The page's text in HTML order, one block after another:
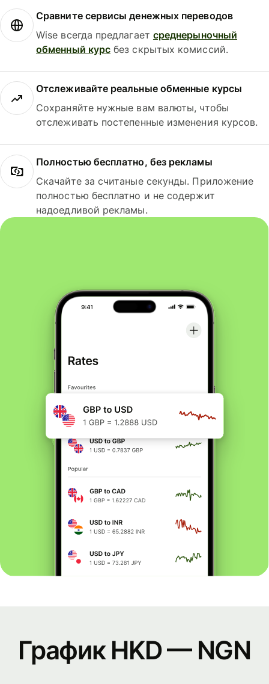
Сравните сервисы денежных переводов
Wise всегда предлагает среднерыночный
обменный курс без скрытых комиссий.
Отслеживайте реальные обменные курсы
Сохраняйте нужные вам валюты, чтобы
отслеживать постепенные изменения курсов.
Полностью бесплатно, без рекламы
Скачайте за считаные секунды. Приложение
полностью бесплатно и не содержит
надоедливой рекламы.
График HKD — NGN